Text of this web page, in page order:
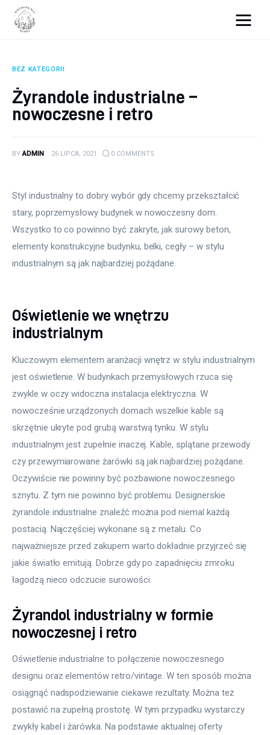
Remont
BEZ KATEGORII
Żyrandole industrialne –
nowoczesne i retro
BY ADMIN 26 LIPCA, 2021 0 COMMENTS
Styl industrialny to dobry wybór gdy chcemy przekształcić
stary, poprzemysłowy budynek w nowoczesny dom.
Wszystko to co powinno być zakryte, jak surowy beton,
elementy konstrukcyjne budynku, belki, cegły – w stylu
industrialnym są jak najbardziej pożądane.
Oświetlenie we wnętrzu
industrialnym
Kluczowym elementem aranżacji wnętrz w stylu industrialnym
jest oświetlenie. W budynkach przemysłowych rzuca się
zwykle w oczy widoczna instalacja elektryczna. W
nowocześnie urządzonych domach wszelkie kable są
skrzętnie ukryte pod grubą warstwą tynku. W stylu
industrialnym jest zupełnie inaczej. Kable, splątane przewody
czy przewymiarowane żarówki są jak najbardziej pożądane.
Oczywiście nie powinny być pozbawione nowoczesnego
sznytu. Z tym nie powinno być problemu. Designerskie
żyrandole industrialne znaleźć można pod niemal każdą
postacią. Najczęściej wykonane są z metalu. Co
najważniejsze przed zakupem warto dokładnie przyjrzeć się
jakie światło emitują. Dobrze gdy po zapadnięciu zmroku
łagodzą nieco odczucie surowości.
Żyrandol industrialny w formie
nowoczesnej i retro
Oświetlenie industrialne to połączenie nowoczesnego
designu oraz elementów retro/vintage. W ten sposób można
osiągnąć nadspodziewanie ciekawe rezultaty. Można też
postawić na zupełną prostotę. W tym przypadku wystarczy
zwykły kabel i żarówka. Na podstawie aktualnej oferty